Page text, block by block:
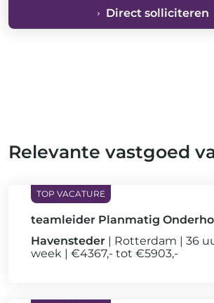
Direct solliciteren
Relevante vastgoed
teamleider Planmatig
Havensteder
Rotterdam
36
week
€4367,- tot €5903,-